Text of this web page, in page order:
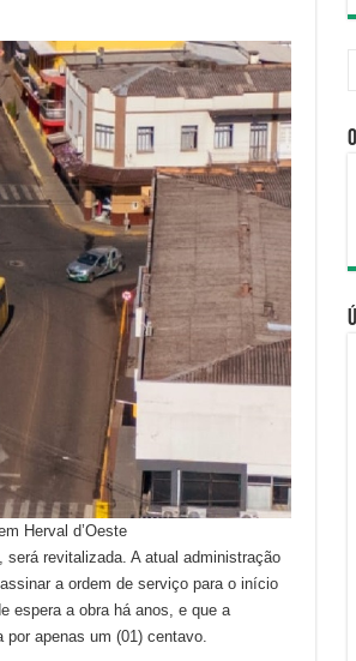
Herval d’Oeste
será revitalizada. A atual administração
a ordem de serviço para o início
espera a obra há anos, e que a
apenas um (01) centavo.